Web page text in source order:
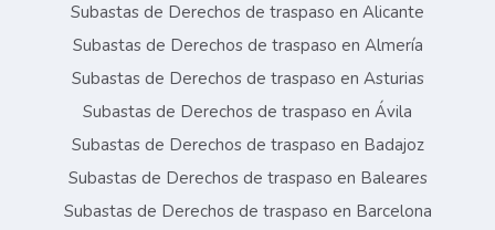
Subastas de Derechos de traspaso en Alicante
Subastas de Derechos de traspaso en Almería
Subastas de Derechos de traspaso en Asturias
Subastas de Derechos de traspaso en Ávila
Subastas de Derechos de traspaso en Badajoz
Subastas de Derechos de traspaso en Baleares
Subastas de Derechos de traspaso en Barcelona